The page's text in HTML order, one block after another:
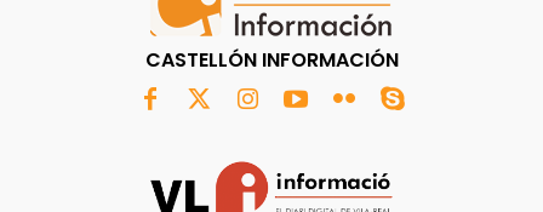
CASTELLÓN INFORMACIÓN